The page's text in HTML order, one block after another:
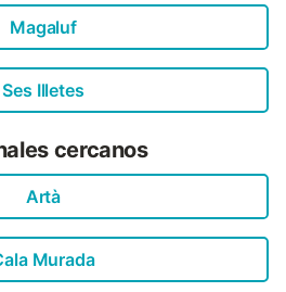
Magaluf
Ses Illetes
cercanos
Artà
Murada